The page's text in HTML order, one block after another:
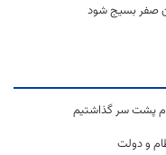
صفر بسیج شود
پشت سر گذاشتیم
و دولت